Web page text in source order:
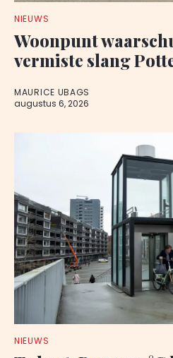
NIEUWS
Woonpunt
vermiste slang
MAURICE UBAGS
augustus 6, 2026
NIEUWS